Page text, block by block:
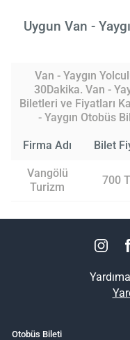
Uygun Van -
Van - Yaygın
30Dakika. Van -
Biletleri ve Fiyatları
- Yaygın Otobüs
Firma Adı Bilet
Vangölü
Turizm
700
Otobüs Bileti